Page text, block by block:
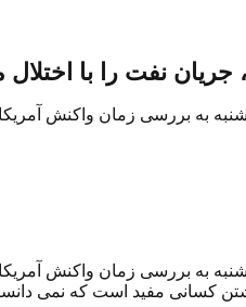
جریان نفت را با اختلال
به بررسی زمان واکنش
به بررسی زمان واکنش
کسانی مفید است که نمی